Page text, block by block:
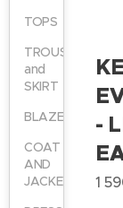
TOPS
TROUSER
and
SKIRT
BLAZER
COAT
AND
JACKET
-
1